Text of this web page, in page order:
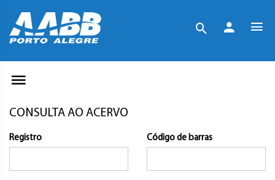
CONSULTA AO ACERVO
Registro Código de barras